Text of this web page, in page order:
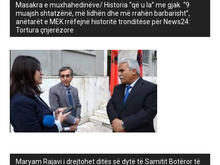
Masakra e muxhahedinëve/ Historia “që u la” me gjak. “9
muajsh shtatzënë, më lidhën dhe më rrahën barbarisht”,
anëtarët e MEK rrëfejnë historitë tronditëse për News24:
Tortura çnjerëzore
Maryam Rajavi i drejtohet ditës së dytë të Samitit Botëror të